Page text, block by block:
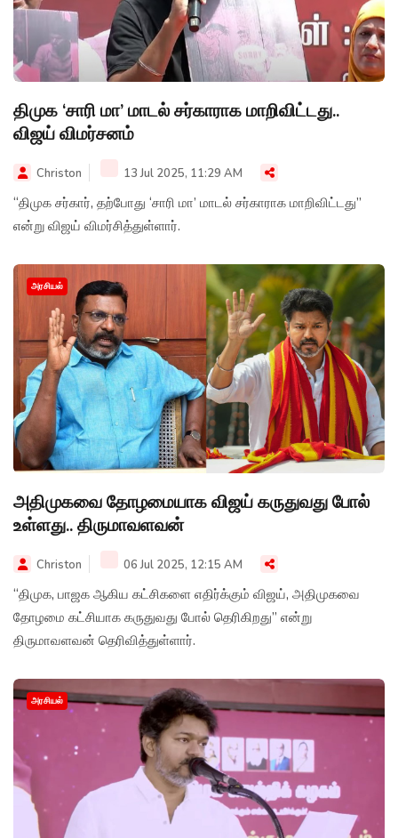
திமுக ‘சாரி மா’ மாடல் சர்காராக மாறிவிட்டது..
விஜய் விமர்சனம்
Christon 13 Jul 2025, 11:29 AM
“திமுக சர்கார், தற்போது ‘சாரி மா’ மாடல் சர்காராக மாறிவிட்டது”
என்று விஜய் விமர்சித்துள்ளார்.
அரசியல்
அதிமுகவை தோழமையாக விஜய் கருதுவது போல்
உள்ளது.. திருமாவளவன்
Christon 06 Jul 2025, 12:15 AM
“திமுக, பாஜக ஆகிய கட்சிகளை எதிர்க்கும் விஜய், அதிமுகவை
தோழமை கட்சியாக கருதுவது போல் தெரிகிறது” என்று
திருமாவளவன் தெரிவித்துள்ளார்.
அரசியல்